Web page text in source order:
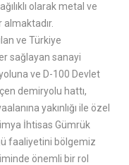
olarak metal ve
ve Türkiye
sağlayan sanayi
ve D-100 Devlet
demiryolu hattı,
yakınlığı ile özel
İhtisas Gümrük
faaliyetini bölgemiz
önemli bir rol